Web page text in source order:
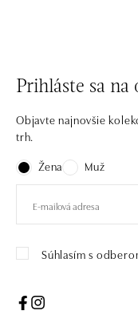
Prihláste sa na
Objavte najnovšie
trh.
Žena
Muž
Súhlasím s